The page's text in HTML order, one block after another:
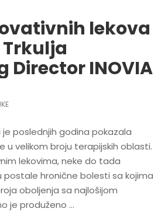
lekova
Director INOVIA
poslednjih godina pokazala
u velikom broju terapijskih oblasti.
lekovima, neke do tada
postale hronične bolesti sa kojima
oboljenja sa najlošijom
je produženo …